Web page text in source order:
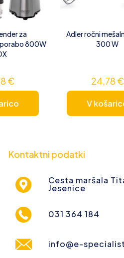
za
800W
€
Adler ročni
300 W
24,78 €
V
Kontaktni podatki
Cesta maršala
Jesenice
031 364 184
info@e-